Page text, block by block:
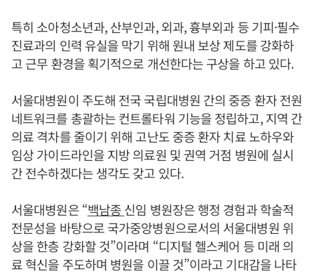
특히 소아청소년과, 산부인과, 외과, 흉부외과 등 기피·필수
진료과의 인력 유실을 막기 위해 원내 보상 제도를 강화하
고 근무 환경을 획기적으로 개선한다는 구상을 하고 있다.
서울대병원이 주도해 전국 국립대병원 간의 중증 환자 전원
네트워크를 총괄하는 컨트롤타워 기능을 정립하고, 지역 간
의료 격차를 줄이기 위해 고난도 중증 환자 치료 노하우와
임상 가이드라인을 지방 의료원 및 권역 거점 병원에 실시
간 전수하겠다는 생각도 갖고 있다.
서울대병원은 “백남종신임 병원장은 행정 경험과 학술적
전문성을 바탕으로 국가중앙병원으로서의 서울대병원 위
상을 한층 강화할 것”이라며 “디지털 헬스케어 등 미래 의
료 혁신을 주도하며 병원을 이끌 것”이라고 기대감을 나타